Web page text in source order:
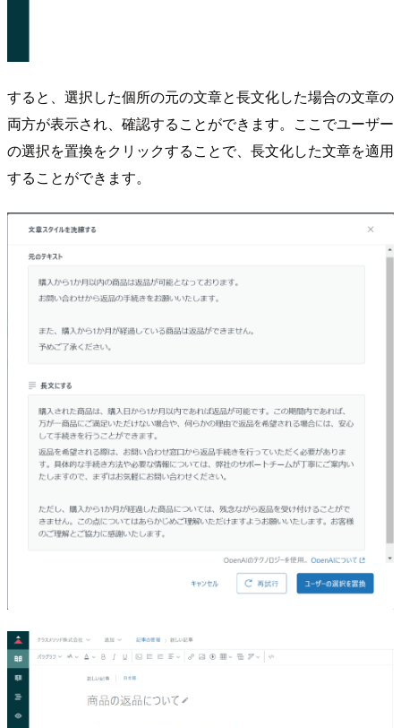
すると、選択した個所の元の文章と長文化した場合の文章の
両方が表示され、確認することができます。ここでユーザー
の選択を置換をクリックすることで、長文化した文章を適用
することができます。